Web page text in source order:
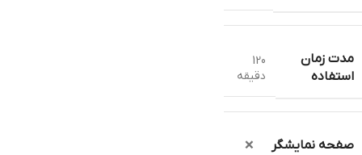
مدت زمان
استفاده
120
دقیقه
صفحه نمایشگر ❌